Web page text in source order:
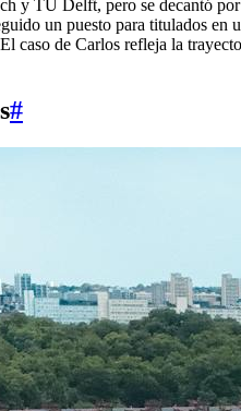
y TU Delft, pero se decantó
un puesto para titulados
caso de Carlos refleja la
#